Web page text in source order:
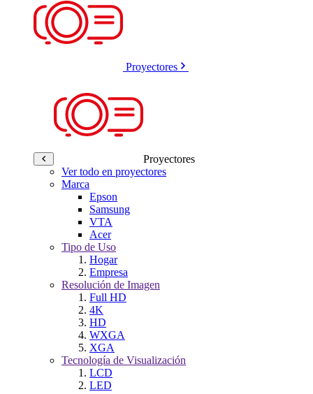
Proyectores
Proyectores
Ver todo en proyectores
Marca
Epson
Samsung
VTA
Acer
Tipo de Uso
Hogar
Empresa
Resolución de Imagen
Full HD
4K
HD
WXGA
XGA
Tecnología de Visualización
LCD
LED